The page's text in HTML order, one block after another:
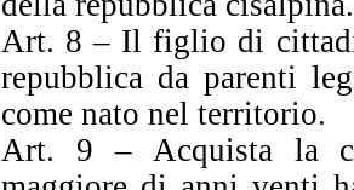
Art. 8 – Il figlio di
repubblica da parenti
come nato nel territorio.
Art. 9 – Acquista la